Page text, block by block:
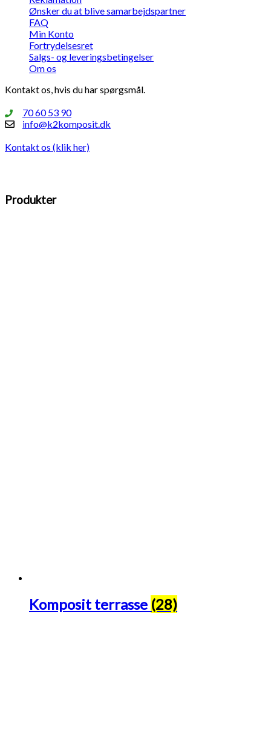
Ønsker du at blive samarbejdspartner
FAQ
Min Konto
Fortrydelsesret
Salgs- og leveringsbetingelser
Om os
Kontakt os, hvis du har spørgsmål.
70 60 53 90
info@k2komposit.dk
Kontakt os (klik her)
Produkter
Komposit terrasse (28)